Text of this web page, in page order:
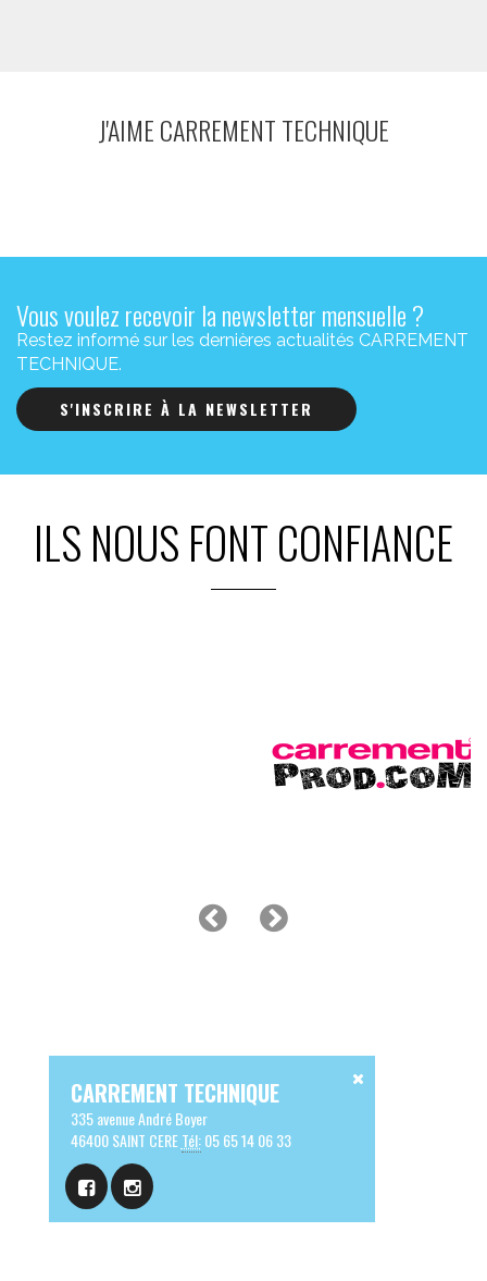
J'AIME CARREMENT TECHNIQUE
Vous voulez recevoir la newsletter mensuelle ?
Restez informé sur les dernières actualités CARREMENT
TECHNIQUE.
S'INSCRIRE À LA NEWSLETTER
ILS NOUS FONT CONFIANCE
CARREMENT TECHNIQUE
335 avenue André Boyer
46400 SAINT CERETél:05 65 14 06 33